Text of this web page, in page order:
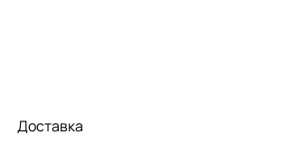
Доставка